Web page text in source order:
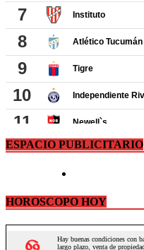
ESPACIO PUBLICITARIO
HOROSCOPO HOY